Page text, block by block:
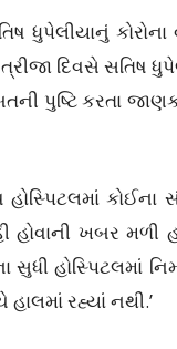
ધુપેલીયાનું
દિવસે સતિષ
પુષ્ટિ કરતા
હોસ્પિટલમાં
હોવાની ખબર
સુધી હોસ્પિટલમાં
રહ્યાં નથી.’